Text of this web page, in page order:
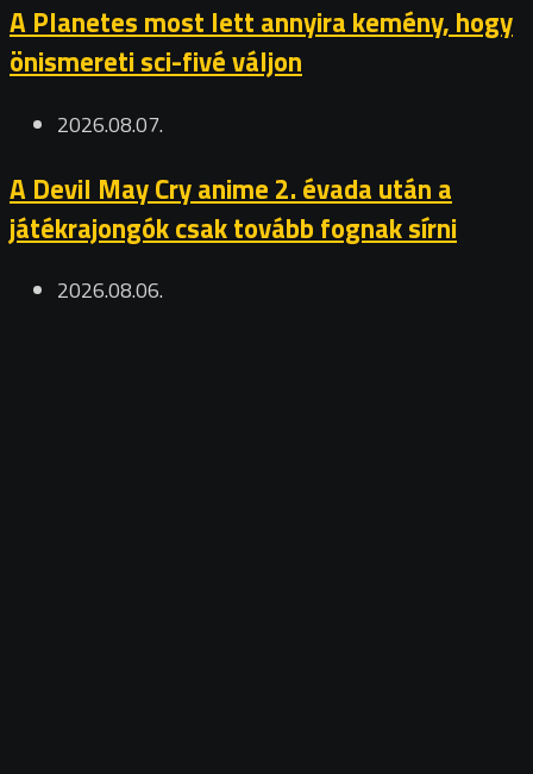
A Planetes most lett annyira kemény, hogy
önismereti sci-fivé váljon
2026.08.07.
A Devil May Cry anime 2. évada után a
játékrajongók csak tovább fognak sírni
2026.08.06.